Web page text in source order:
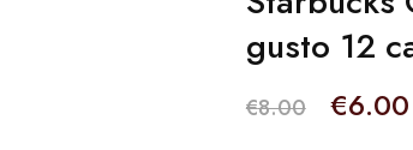
gusto 12
€8.00 €6.00